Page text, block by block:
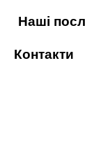
Наші
Контакти